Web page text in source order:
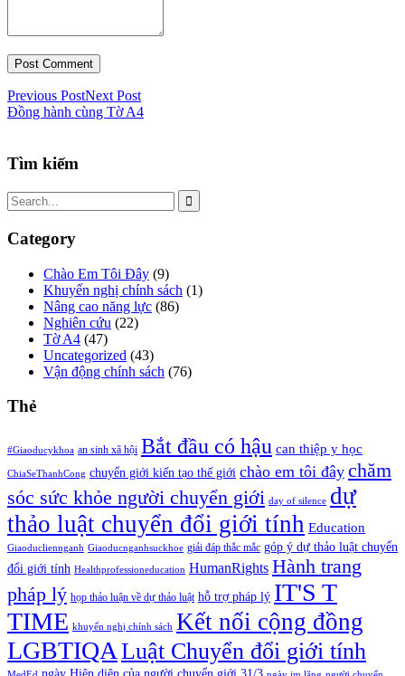
Previous PostNext Post
Đồng hành cùng Tờ A4
Tìm kiếm
Category
Chào Em Tôi Đây (9)
Khuyến nghị chính sách (1)
Nâng cao năng lực (86)
Nghiên cứu (22)
Tờ A4 (47)
Uncategorized (43)
Vận động chính sách (76)
Thẻ
#Giaoducykhoa an sinh xã hội Bắt đầu có hậu can thiệp y học
ChiaSeThanhCong chuyển giới kiến tạo thế giới chào em tôi đây chăm
sóc sức khỏe người chuyển giới day of silence dự
thảo luật chuyển đổi giới tính Education
Giaoducliennganh Giaoducnganhsuckhoe giải đáp thắc mắc góp ý dự thảo luật chuyển
đổi giới tính Healthprofessioneducation HumanRights Hành trang
pháp lý họp thảo luận về dự thảo luật hỗ trợ pháp lý IT'S T
TIME khuyến nghị chính sách Kết nối cộng đồng
LGBTIQA Luật Chuyển đổi giới tính